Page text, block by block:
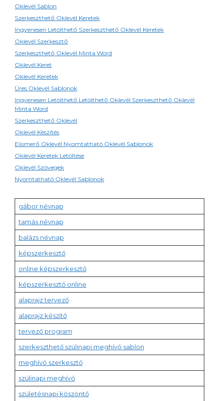
Oklevél Sablon
Szerkeszthető Oklevél Keretek
Ingyenesen Letölthető Szerkeszthető Oklevél Keretek
Oklevél Szerkesztő
Szerkeszthető Oklevél Minta Word
Oklevél Keret
Oklevél Keretek
Üres Oklevél Sablonok
Ingyenesen Letölthető Letölthető Oklevél Szerkeszthető Oklevél
Minta Word
Szerkeszthető Oklevél
Oklevél Készítés
Elismerő Oklevél Nyomtatható Oklevél Sablonok
Oklevél Keretek Letöltése
Oklevél Szövegek
Nyomtatható Oklevél Sablonok
gábor névnap
tamás névnap
balázs névnap
képszerkesztő
online képszerkesztő
képszerkesztő online
alaprajz tervező
alaprajz készítő
tervező program
szerkeszthető szülinapi meghívó sablon
meghívó szerkesztő
szülinapi meghívó
születésnapi köszöntő